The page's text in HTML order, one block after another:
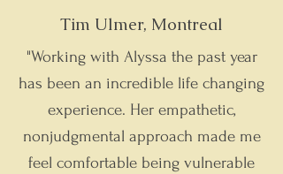
Tim Ulmer, Montreal
"Working with Alyssa the past year
has been an incredible life changing
experience. Her empathetic,
nonjudgmental approach made me
feel comfortable being vulnerable